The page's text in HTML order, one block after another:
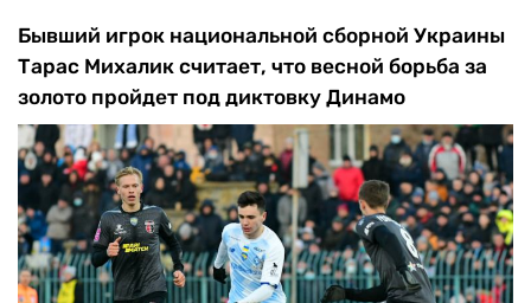
Бывший игрок национальной сборной Украины
Тарас Михалик считает, что весной борьба за
золото пройдет под диктовку Динамо